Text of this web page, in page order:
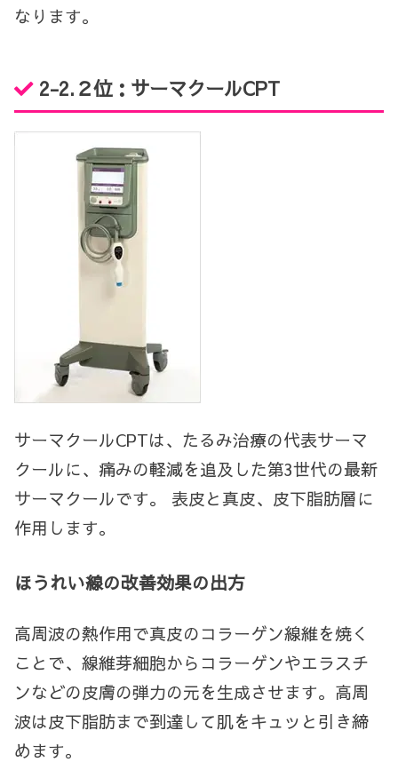
なります。
2-2.２位：サーマクールCPT
サーマクールCPTは、たるみ治療の代表サーマ
クールに、痛みの軽減を追及した第3世代の最新
サーマクールです。 表皮と真皮、皮下脂肪層に
作用します。
ほうれい線の改善効果の出方
高周波の熱作用で真皮のコラーゲン線維を焼く
ことで、線維芽細胞からコラーゲンやエラスチ
ンなどの皮膚の弾力の元を生成させます。高周
波は皮下脂肪まで到達して肌をキュッと引き締
めます。